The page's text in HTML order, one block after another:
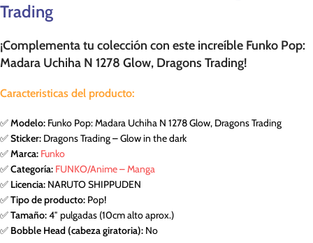
Trading
¡Complementa tu colección con este increíble Funko Pop:
Madara Uchiha N 1278 Glow, Dragons Trading!
Caracteristicas del producto:
✅Modelo: Funko Pop: Madara Uchiha N 1278 Glow, Dragons Trading
✅Sticker: Dragons Trading – Glow in the dark
✅Marca: Funko
✅Categoría: FUNKO/Anime – Manga
✅ Licencia: NARUTO SHIPPUDEN
✅Tipo de producto: Pop!
✅Tamaño:4″ pulgadas (10cm alto aprox.)
✅ Bobble Head (cabeza giratoria): No